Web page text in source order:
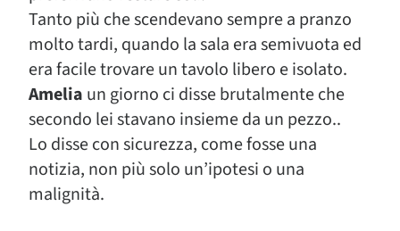
Tanto più che scendevano sempre a pranzo
molto tardi, quando la sala era semivuota ed
era facile trovare un tavolo libero e isolato.
Amelia un giorno ci disse brutalmente che
secondo lei stavano insieme da un pezzo..
Lo disse con sicurezza, come fosse una
notizia, non più solo un’ipotesi o una
malignità.